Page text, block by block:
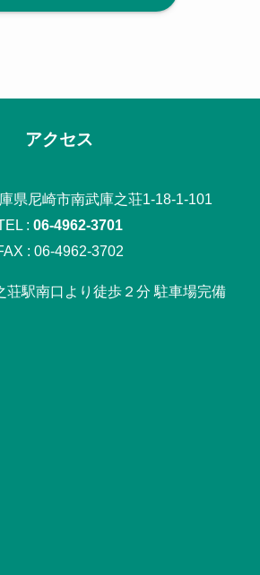
アクセス
県尼崎市南武庫之荘1-18-1-101
: 06-4962-3701
: 06-4962-3702
荘駅南口より徒歩２分 駐車場完備